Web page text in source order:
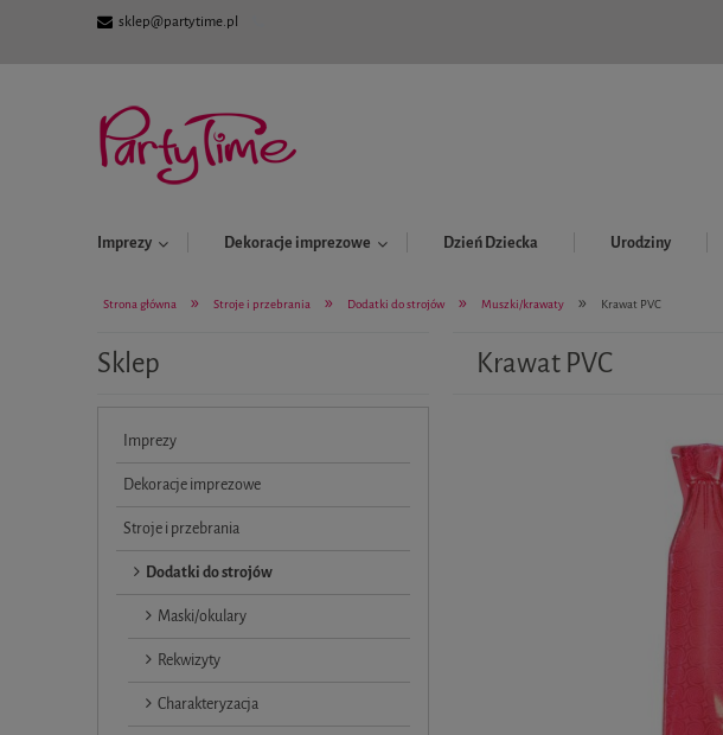
sklep@partytime.pl
Imprezy Dekoracje imprezowe Dzień Dziecka Urodziny
Strona główna » Stroje i przebrania » Dodatki do strojów » Muszki/krawaty » Krawat PVC
Sklep
Imprezy
Dekoracje imprezowe
Stroje i przebrania
Dodatki do strojów
Maski/okulary
Rekwizyty
Charakteryzacja
Krawat PVC